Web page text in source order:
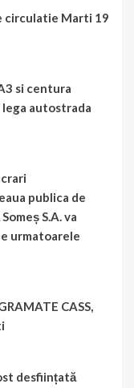
circulatie Marti 19
si centura
lega autostrada
publica de
S.A. va
urmatoarele
CASS,
desființată